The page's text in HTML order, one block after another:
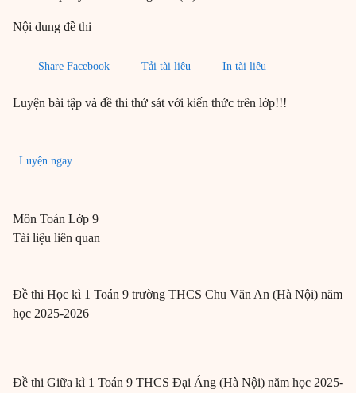
Nội dung đề thi
Share Facebook Tải tài liệu In tài liệu
Luyện bài tập và đề thi thử sát với kiến thức trên lớp!!!
Luyện ngay
Môn Toán Lớp 9
Tài liệu liên quan
Đề thi Học kì 1 Toán 9 trường THCS Chu Văn An (Hà Nội) năm
học 2025-2026
Đề thi Giữa kì 1 Toán 9 THCS Đại Áng (Hà Nội) năm học 2025-